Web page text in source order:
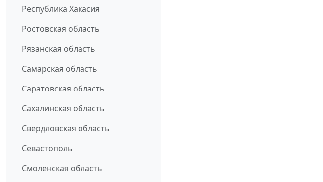
Республика Хакасия
Ростовская область
Рязанская область
Самарская область
Саратовская область
Сахалинская область
Свердловская область
Севастополь
Смоленская область